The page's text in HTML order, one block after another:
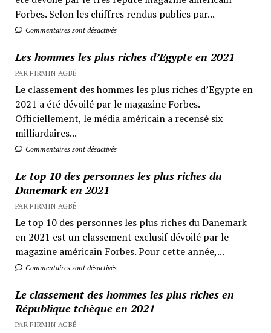
Forbes. Selon les chiffres rendus publics par...
Commentaires sont désactivés
Les hommes les plus riches d’Egypte en 2021
PAR FIRMIN AGBÉ
Le classement des hommes les plus riches d’Egypte en
2021 a été dévoilé par le magazine Forbes.
Officiellement, le média américain a recensé six
milliardaires...
Commentaires sont désactivés
Le top 10 des personnes les plus riches du
Danemark en 2021
PAR FIRMIN AGBÉ
Le top 10 des personnes les plus riches du Danemark
en 2021 est un classement exclusif dévoilé par le
magazine américain Forbes. Pour cette année,...
Commentaires sont désactivés
Le classement des hommes les plus riches en
République tchèque en 2021
PAR FIRMIN AGBÉ